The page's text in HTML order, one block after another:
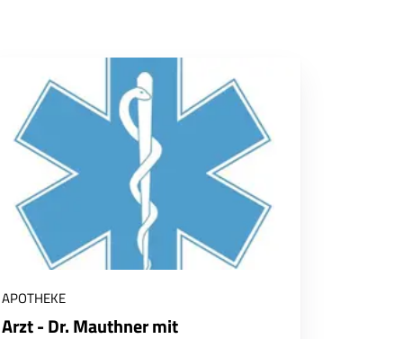
APOTHEKE
Arzt - Dr. Mauthner mit